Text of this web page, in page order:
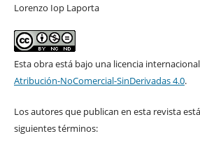
Lorenzo Iop Laporta
Esta obra está bajo una licencia internacional
Atribución-NoComercial-SinDerivadas 4.0.
Los autores que publican en esta revista
siguientes términos: